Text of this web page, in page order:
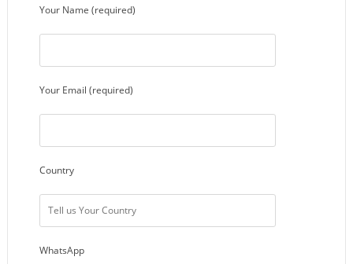
Your Name (required)
Your Email (required)
Country
WhatsApp